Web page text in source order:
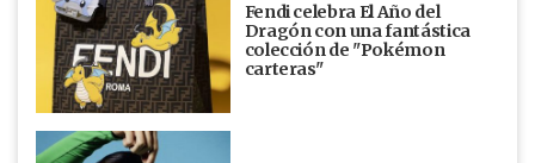
Fendi celebra El Año del
Dragón con una fantástica
colección de "Pokémon
carteras"